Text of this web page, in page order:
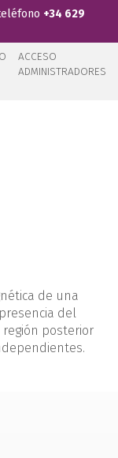
+34 629
ACCESO
ADMINISTRADORES
de una
del
posterior